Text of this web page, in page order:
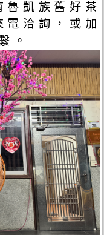
魯凱族舊好茶
洽詢，或加
。